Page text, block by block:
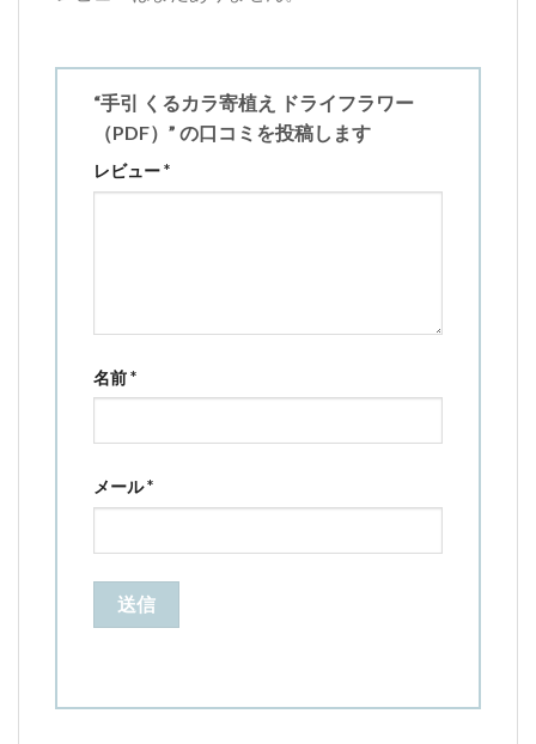
“手引 くるカラ寄植え ドライフラワー
（PDF）” の口コミを投稿します
レビュー*
名前*
メール*